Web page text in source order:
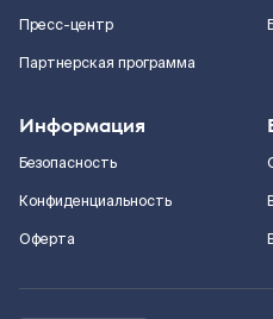
Пресс-центр
Партнерская программа
Информация
Безопасность
Конфиденциальность
Оферта